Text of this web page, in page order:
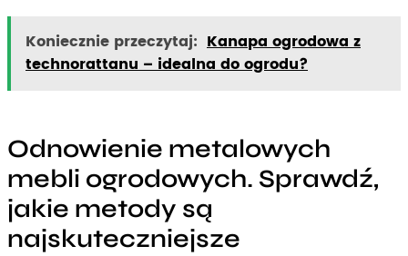
Koniecznie przeczytaj: Kanapa ogrodowa z
technorattanu – idealna do ogrodu?
Odnowienie metalowych
mebli ogrodowych. Sprawdź,
jakie metody są
najskuteczniejsze